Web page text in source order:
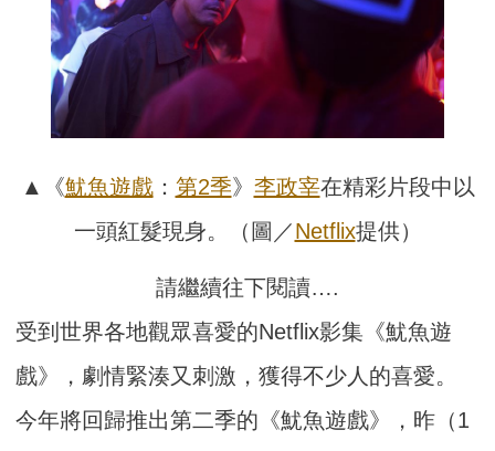
▲《魷魚遊戲： 第2季》 李政宰在精彩片段中以
一頭紅髮現身。（圖／Netflix提供）
請繼續往下閱讀….
受到世界各地觀眾喜愛的Netflix影集《魷魚遊
戲》，劇情緊湊又刺激，獲得不少人的喜愛。
今年將回歸推出第二季的《魷魚遊戲》，昨（1